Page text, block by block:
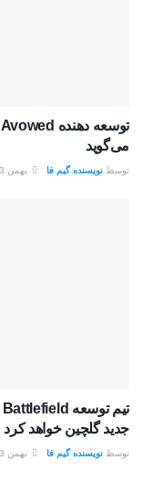
می‌گوید
توسط نویسنده گیم فا بهمن 23, 1403
جدید گلچین خواهد کرد
توسط نویسنده گیم فا بهمن 23, 1403